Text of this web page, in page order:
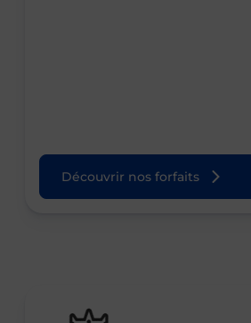
Découvrir nos forfaits